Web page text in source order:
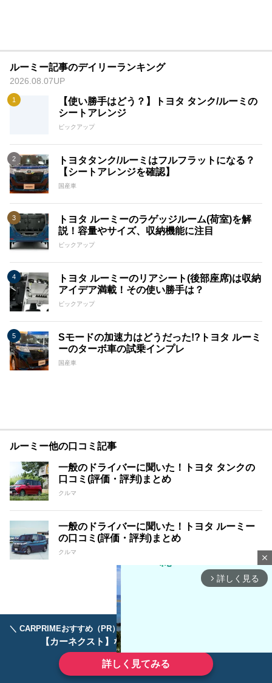
＼ CARPRIMEおすすめ（PR） ／
【カーネクスト】ならどんなクルマも高価買取
詳しく見てみる
ルーミー記事のデイリーランキング
2026.08.07UP
【使い勝手はどう？】トヨタ タンク/ルーミの
シートアレンジ
ピックアップ
トヨタタンク/ルーミはフルフラットになる？
【シートアレンジを確認】
国産車
トヨタ ルーミーのラゲッジルーム(荷室)を解
説！容量やサイズ、収納機能に注目
ピックアップ
トヨタ ルーミーのリアシート(後部座席)は収納
アイデア満載！その使い勝手は？
ピックアップ
Sモードの加速力はどうだった!?トヨタ ルーミ
ーのターボ車の試乗インプレ
国産車
ルーミー他の口コミ記事
一般のドライバーに聞いた！トヨタ タンクの
口コミ(評価・評判)まとめ
クルマ
一般のドライバーに聞いた！トヨタ ルーミー
の口コミ(評価・評判)まとめ
クルマ
close
arrow_forward_ios 詳しく見る